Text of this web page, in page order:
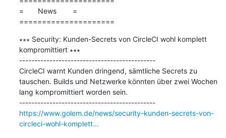
=       News        =
=====================
∗∗∗ Security: Kunden-Secrets von CircleCI wohl komplett
kompromittiert ∗∗∗
---------------------------------------------
CircleCI warnt Kunden dringend, sämtliche Secrets zu
tauschen. Builds und Netzwerke könnten über zwei Wochen
lang kompromittiert worden sein.
---------------------------------------------
https://www.golem.de/news/security-kunden-secrets-von-
circleci-wohl-komplett...